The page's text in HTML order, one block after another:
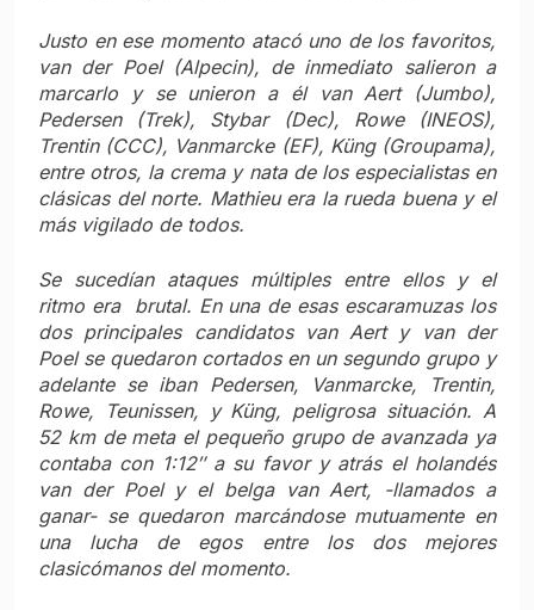
Justo en ese momento atacó uno de los favoritos,
van der Poel (Alpecin), de inmediato salieron a
marcarlo y se unieron a él van Aert (Jumbo),
Pedersen (Trek), Stybar (Dec), Rowe (INEOS),
Trentin (CCC), Vanmarcke (EF), Küng (Groupama),
entre otros, la crema y nata de los especialistas en
clásicas del norte. Mathieu era la rueda buena y el
más vigilado de todos.
Se sucedían ataques múltiples entre ellos y el
ritmo era brutal. En una de esas escaramuzas los
dos principales candidatos van Aert y van der
Poel se quedaron cortados en un segundo grupo y
adelante se iban Pedersen, Vanmarcke, Trentin,
Rowe, Teunissen, y Küng, peligrosa situación. A
52 km de meta el pequeño grupo de avanzada ya
contaba con 1:12″ a su favor y atrás el holandés
van der Poel y el belga van Aert, -llamados a
ganar- se quedaron marcándose mutuamente en
una lucha de egos entre los dos mejores
clasicómanos del momento.